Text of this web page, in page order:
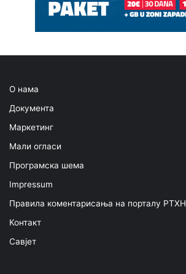
О нама
Документа
Маркетинг
Мали огласи
Програмска шема
Impressum
Правила коментарисања на порталу РТХН
Контакт
Савјет